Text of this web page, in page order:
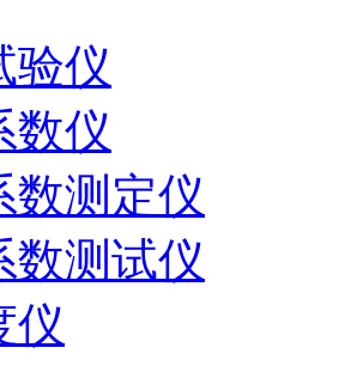
验仪
数仪
数测定仪
数测试仪
仪